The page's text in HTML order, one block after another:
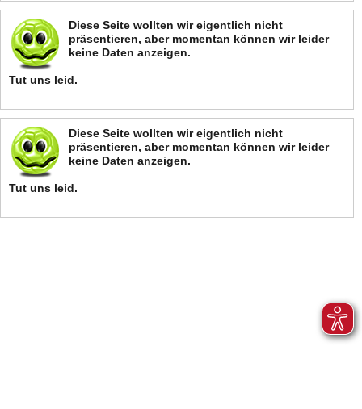
Diese Seite wollten wir eigentlich nicht
präsentieren, aber momentan können wir leider
keine Daten anzeigen.
Tut uns leid.
Diese Seite wollten wir eigentlich nicht
präsentieren, aber momentan können wir leider
keine Daten anzeigen.
Tut uns leid.